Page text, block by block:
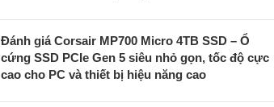
Đánh giá Corsair MP700 Micro 4TB SSD – Ổ
cứng SSD PCIe Gen 5 siêu nhỏ gọn, tốc độ cực
cao cho PC và thiết bị hiệu năng cao